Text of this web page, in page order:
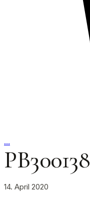
…
PB300138
14. April 2020